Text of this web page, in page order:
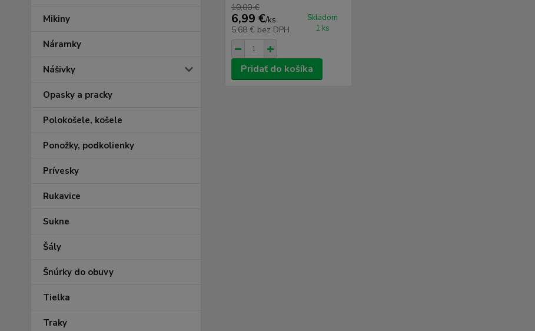
Mikiny
Náramky
Nášivky
Opasky a pracky
Polokošele, košele
Ponožky, podkolienky
Prívesky
Rukavice
Sukne
Šály
Šnúrky do obuvy
Tielka
Traky
10,00 €
6,99 €/ks
5,68 € bez DPH
Skladom
1 ks
Pridať do košíka